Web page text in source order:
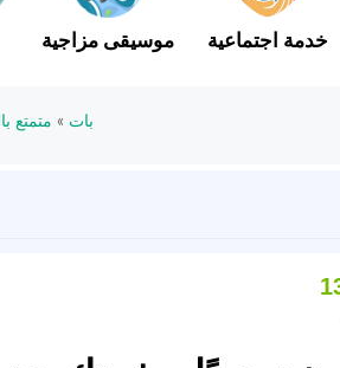
موسيقى مزاجية خدمة اجتماعية
بات » متمتع